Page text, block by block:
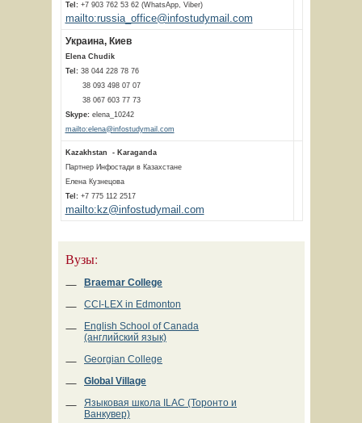
Tel: +7 903 762 53 62 (WhatsApp, Viber)
mailto:russia_office@infostudymail.com
Украина, Киев
Elena Chudik
Tel:38 044 228 78 76
38 093 498 07 07
38 067 603 77 73
Skype:elena_10242
mailto:elena@infostudymail.com
Kazakhstan - Karaganda
Партнер Инфостади в Казахстане
Елена Кузнецова
Tel: +7 775 112 2517
mailto:kz@infostudymail.com
Вузы:
Braemar College
CCI-LEX in Edmonton
English School of Canada
(английский язык)
Georgian College
Global Village
Языковая школа ILAC (Торонто и
Ванкувер)